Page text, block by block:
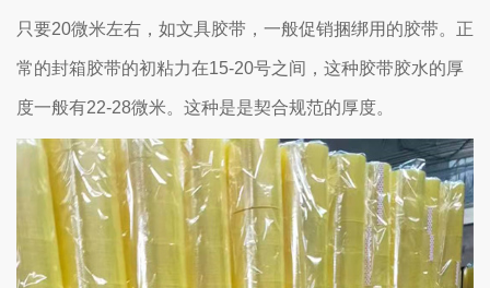
只要20微米左右，如文具胶带，一般促销捆绑用的胶带。正
常的封箱胶带的初粘力在15-20号之间，这种胶带胶水的厚
度一般有22-28微米。这种是是契合规范的厚度。